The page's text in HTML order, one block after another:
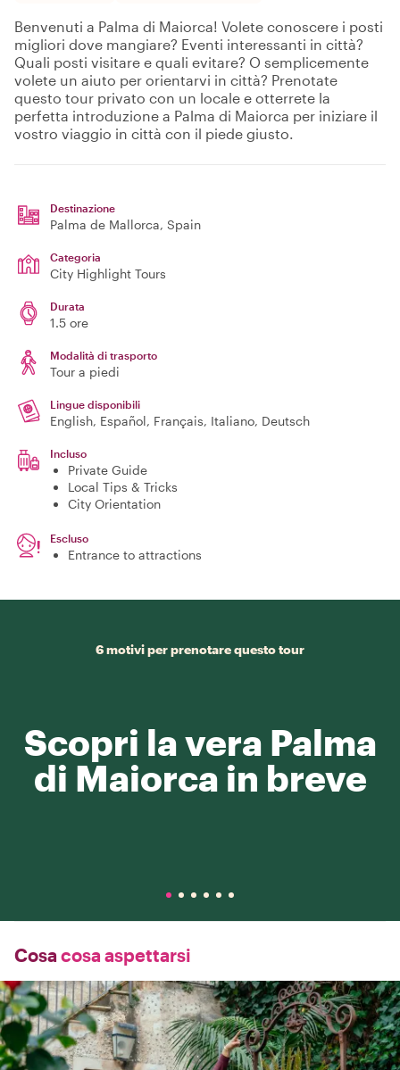
Benvenuti a Palma di Maiorca! Volete conoscere i posti
migliori dove mangiare? Eventi interessanti in città?
Quali posti visitare e quali evitare? O semplicemente
volete un aiuto per orientarvi in città? Prenotate
questo tour privato con un locale e otterrete la
perfetta introduzione a Palma di Maiorca per iniziare il
vostro viaggio in città con il piede giusto.
Destinazione
Palma de Mallorca, Spain
Categoria
City Highlight Tours
Durata
1.5 ore
Modalità di trasporto
Tour a piedi
Lingue disponibili
English, Español, Français, Italiano, Deutsch
Incluso
Private Guide
Local Tips & Tricks
City Orientation
Escluso
Entrance to attractions
6 motivi per prenotare questo tour
Scopri la vera Palma
di Maiorca in breve
Cosa cosa aspettarsi